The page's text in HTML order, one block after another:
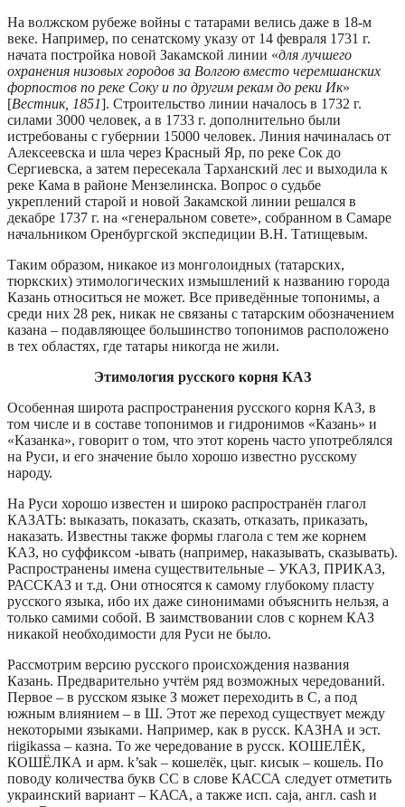
На волжском рубеже войны с татарами велись даже в 18-м
веке. Например, по сенатскому указу от 14 февраля 1731 г.
начата постройка новой Закамской линии «для лучшего
охранения низовых городов за Волгою вместо черемшанских
форпостов по реке Соку и по другим рекам до реки Ик»
[Вестник, 1851]. Строительство линии началось в 1732 г.
силами 3000 человек, а в 1733 г. дополнительно были
истребованы с губернии 15000 человек. Линия начиналась от
Алексеевска и шла через Красный Яр, по реке Сок до
Сергиевска, а затем пересекала Тарханский лес и выходила к
реке Кама в районе Мензелинска. Вопрос о судьбе
укреплений старой и новой Закамской линии решался в
декабре 1737 г. на «генеральном совете», собранном в Самаре
начальником Оренбургской экспедиции В.Н. Татищевым.
Таким образом, никакое из монголоидных (татарских,
тюркских) этимологических измышлений к названию города
Казань относиться не может. Все приведённые топонимы, а
среди них 28 рек, никак не связаны с татарским обозначением
казана – подавляющее большинство топонимов расположено
в тех областях, где татары никогда не жили.
Этимология русского корня КАЗ
Особенная широта распространения русского корня КАЗ, в
том числе и в составе топонимов и гидронимов «Казань» и
«Казанка», говорит о том, что этот корень часто употреблялся
на Руси, и его значение было хорошо известно русскому
народу.
На Руси хорошо известен и широко распространён глагол
КАЗАТЬ: выказать, показать, сказать, отказать, приказать,
наказать. Известны также формы глагола с тем же корнем
КАЗ, но суффиксом -ывать (например, наказывать, сказывать).
Распространены имена существительные – УКАЗ, ПРИКАЗ,
РАССКАЗ и т.д. Они относятся к самому глубокому пласту
русского языка, ибо их даже синонимами объяснить нельзя, а
только самими собой. В заимствовании слов с корнем КАЗ
никакой необходимости для Руси не было.
Рассмотрим версию русского происхождения названия
Казань. Предварительно учтём ряд возможных чередований.
Первое – в русском языке З может переходить в С, а под
южным влиянием – в Ш. Этот же переход существует между
некоторыми языками. Например, как в русск. КАЗНА и эст.
riigikassa – казна. То же чередование в русск. КОШЕЛЁК,
КОШЁЛКА и арм. k’sak – кошелёк, цыг. кисык – кошель. По
поводу количества букв СС в слове КАССА следует отметить
украинский вариант – КАСА, а также исп. caja, англ. cash и